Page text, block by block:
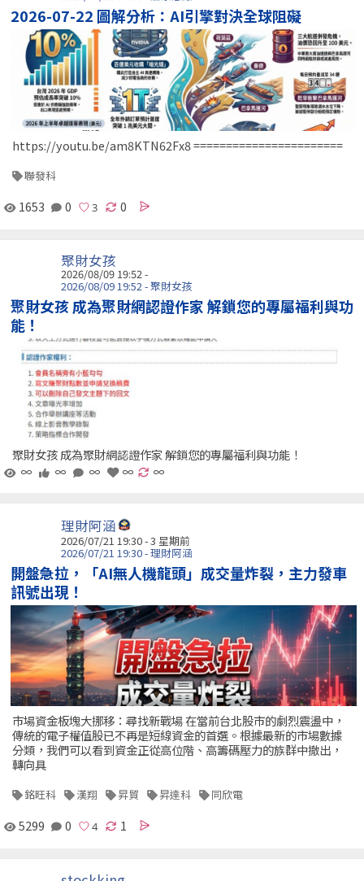
2026-07-22 圖解分析：AI引擎對決全球阻礙
https://youtu.be/am8KTN62Fx8 =======================
聯發科
1653 0 0
聚財女孩
2026/08/09 19:52 -
2026/08/09 19:52 - 聚財女孩
聚財女孩 成為聚財網認證作家 解鎖您的專屬福利與功
能！
聚財女孩 成為聚財網認證作家 解鎖您的專屬福利與功能！
∞
∞ ∞ ∞ ∞
理財阿涵
2026/07/21 19:30 - 3 星期前
2026/07/21 19:30 - 理財阿涵
開盤急拉，「AI無人機龍頭」成交量炸裂，主力發車
訊號出現！
市場資金板塊大挪移：尋找新戰場 在當前台北股市的劇烈震盪中，
傳統的電子權值股已不再是短線資金的首選。根據最新的市場數據
分類，我們可以看到資金正從高位階、高籌碼壓力的族群中撤出，
轉向具
銘旺科 漢翔 昇貿 昇達科 同欣電
5299 0 1